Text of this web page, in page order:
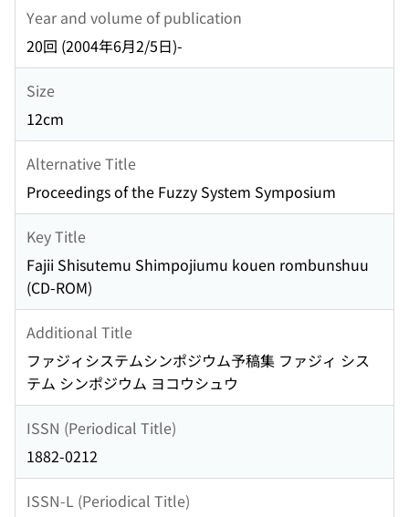
Year and volume of publication
20回 (2004年6月2/5日)-
Size
12cm
Alternative Title
Proceedings of the Fuzzy System Symposium
Key Title
Fajii Shisutemu Shimpojiumu kouen rombunshuu
(CD-ROM)
Additional Title
ファジィシステムシンポジウム予稿集 ファジィ シス
テム シンポジウム ヨコウシュウ
ISSN (Periodical Title)
1882-0212
ISSN-L (Periodical Title)